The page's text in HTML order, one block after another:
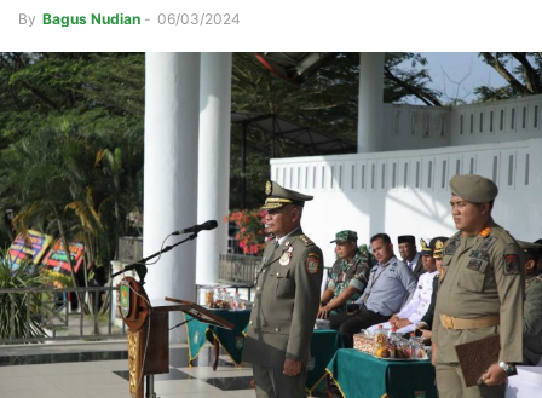
By Bagus Nudian - 06/03/2024